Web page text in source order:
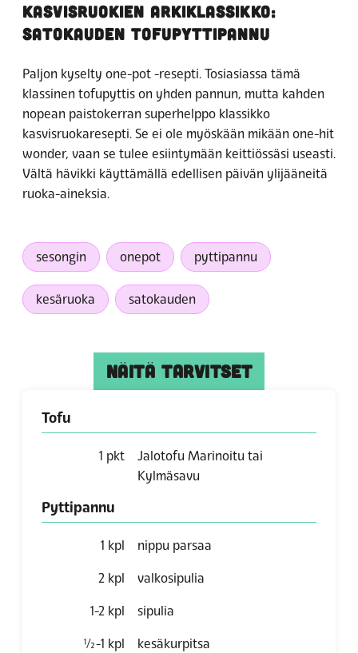
KASVISRUOKIEN ARKIKLASSIKKO:
SATOKAUDEN TOFUPYTTIPANNU
Paljon kyselty one-pot -resepti. Tosiasiassa tämä
klassinen tofupyttis on yhden pannun, mutta kahden
nopean paistokerran superhelppo klassikko
kasvisruokaresepti. Se ei ole myöskään mikään one-hit
wonder, vaan se tulee esiintymään keittiössäsi useasti.
Vältä hävikki käyttämällä edellisen päivän ylijääneitä
ruoka-aineksia.
sesongin onepot pyttipannu
kesäruoka satokauden
NÄITÄ TARVITSET
Tofu
1 pkt
Jalotofu Marinoitu tai
Kylmäsavu
Pyttipannu
1 kpl nippu parsaa
2 kpl valkosipulia
1-2 kpl sipulia
½-1 kpl kesäkurpitsa